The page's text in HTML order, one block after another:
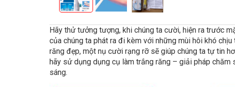
Hãy thử tưởng tượng, khi chúng ta cười, hiện ra trước
của chúng ta phát ra đi kèm với những mùi hôi khó
răng đẹp, một nụ cười rạng rỡ sẽ giúp chúng ta tự tin
hãy sử dụng dụng cụ làm trắng răng – giải pháp chăm
sáng.